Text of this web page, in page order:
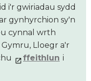
i'r gwiriadau sydd
gynhyrchion sy'n
cynnal wrth
Lloegr a'r
ffeithlun i